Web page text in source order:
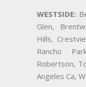
WESTSIDE:
Glen,
Hills,
Rancho
Robertson,
Angeles Ca,